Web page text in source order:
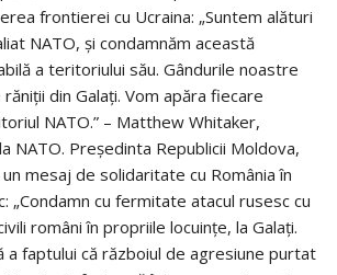
frontierei cu Ucraina: „Suntem alături
NATO, și condamnăm această
a teritoriului său. Gândurile noastre
din Galați. Vom apăra fiecare
NATO.” – Matthew Whitaker,
NATO. Președinta Republicii Moldova,
un mesaj de solidaritate cu România în
„Condamn cu fermitate atacul rusesc cu
români în propriile locuințe, la Galați.
a faptului că războiul de agresiune purtat